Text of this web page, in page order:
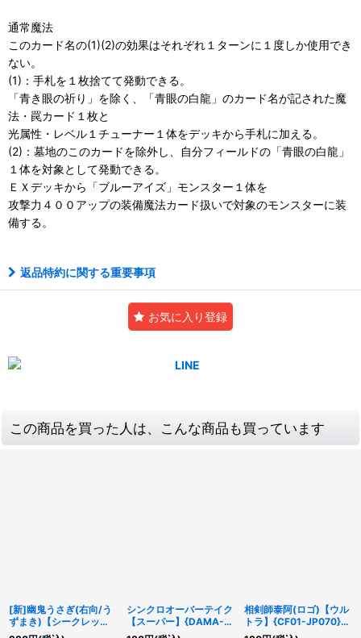
通常魔法
このカード名の(1)(2)の効果はそれぞれ１ターンに１度しか使用でき
ない。
(1)：手札を１枚捨てて発動できる。
「青き眼の祈り」を除く、「青眼の白龍」のカード名が記された魔
法・罠カード１枚と
光属性・レベル１チューナー１体をデッキから手札に加える。
(2)：墓地のこのカードを除外し、自分フィールドの「青眼の白龍」
１体を対象として発動できる。
ＥＸデッキから「ブルーアイズ」モンスター１体を
攻撃力４００アップの装備魔法カード扱いで対象のモンスターに装
備する。
返品特約に関する重要事項
お気に入り登録
この商品を買った人は、こんな商品も買っています
[新]幽鬼うさぎ(右向/う
ずまき)【シークレッ
ト】{RC03-JP007}
シンクロオーバーテイク
【スーパー】{DAMA-
JP067}《魔法》
相剣師泰阿(ロゴ)【ウル
トラ】{CF01-JP070}
《モンスター》